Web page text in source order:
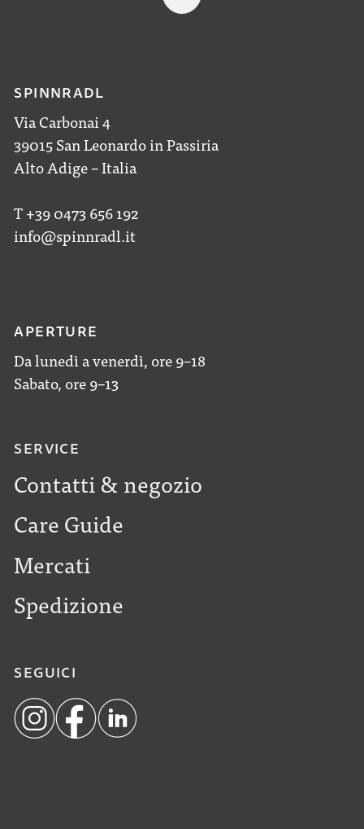
SPINNRADL
Via Carbonai 4
39015 San Leonardo in Passiria
Alto Adige – Italia
T +39 0473 656 192
info@spinnradl.it
APERTURE
Da lunedì a venerdì, ore 9–18
Sabato, ore 9–13
SERVICE
Contatti & negozio
Care Guide
Mercati
Spedizione
SEGUICI